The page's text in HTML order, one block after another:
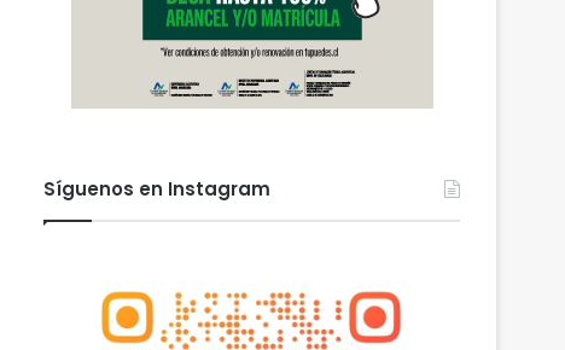
Síguenos en Instagram